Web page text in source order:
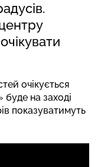
очікується
на заході
показуватимуть